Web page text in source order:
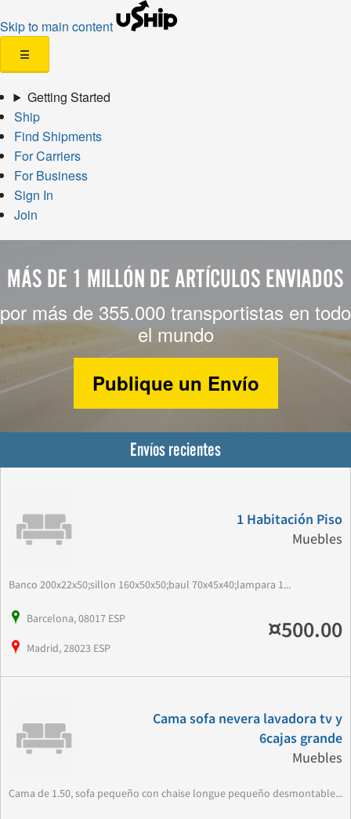
Skip to main content
☰
Getting Started
Ship
Find Shipments
For Carriers
For Business
Sign In
Join
MÁS DE 1 MILLÓN DE ARTÍCULOS ENVIADOS
por más de 355.000 transportistas en todo
el mundo
Publique un Envío
Envíos recientes
1 Habitación Piso
Muebles
Banco 200x22x50;sillon 160x50x50;baul 70x45x40;lampara 1...
Barcelona, 08017 ESP
Madrid, 28023 ESP
¤500.00
Cama sofa nevera lavadora tv y
6cajas grande
Muebles
Cama de 1.50, sofa pequeño con chaise longue pequeño desmontable...